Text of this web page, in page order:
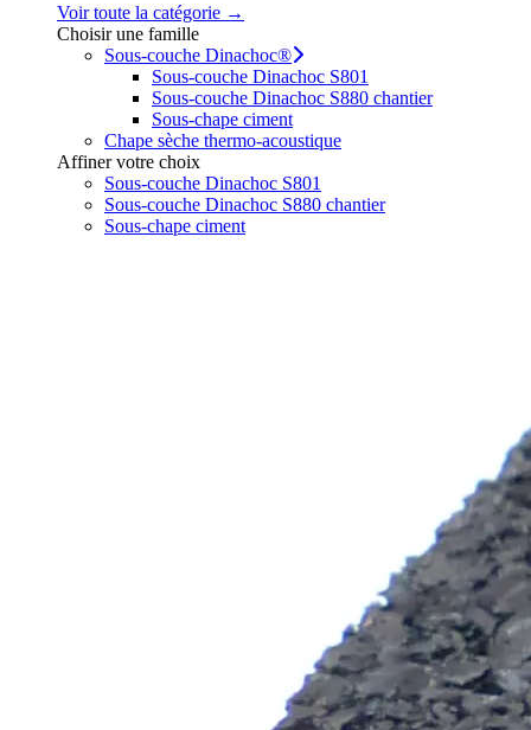
Voir toute la catégorie →
Choisir une famille
Sous-couche Dinachoc®
Sous-couche Dinachoc S801
Sous-couche Dinachoc S880 chantier
Sous-chape ciment
Chape sèche thermo-acoustique
Affiner votre choix
Sous-couche Dinachoc S801
Sous-couche Dinachoc S880 chantier
Sous-chape ciment